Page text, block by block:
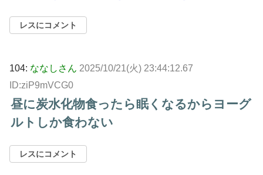
レスにコメント
104: ななしさん 2025/10/21(火) 23:44:12.67
ID:ziP9mVCG0
昼に炭水化物食ったら眠くなるからヨーグ
ルトしか食わない
レスにコメント